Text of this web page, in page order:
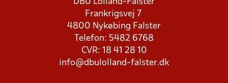
DBU Lolland-Falster
Frankrigsvej 7
4800 Nykøbing Falster
Telefon: 5482 6768
CVR: 18 41 28 10
info@dbulolland-falster.dk